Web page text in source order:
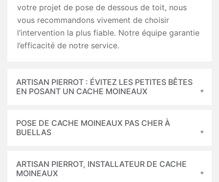
votre projet de pose de dessous de toit, nous
vous recommandons vivement de choisir
l’intervention la plus fiable. Notre équipe garantie
l’efficacité de notre service.
ARTISAN PIERROT : ÉVITEZ LES PETITES BÊTES
EN POSANT UN CACHE MOINEAUX
POSE DE CACHE MOINEAUX PAS CHER À
BUELLAS
ARTISAN PIERROT, INSTALLATEUR DE CACHE
MOINEAUX